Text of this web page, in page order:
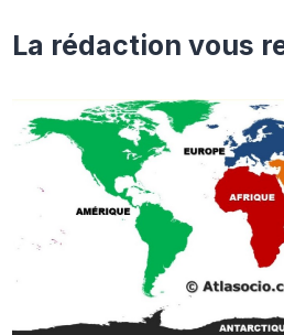
La rédaction vous